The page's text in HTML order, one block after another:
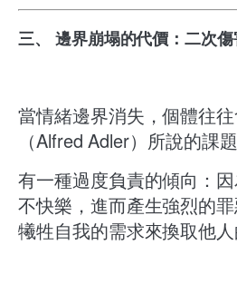
三、 邊界崩塌的代價：二次
當情緒邊界消失，個體往
（Alfred Adler）所說的課題
有一種過度負責的傾向：
不快樂，進而產生強烈的
犧牲自我的需求來換取他人